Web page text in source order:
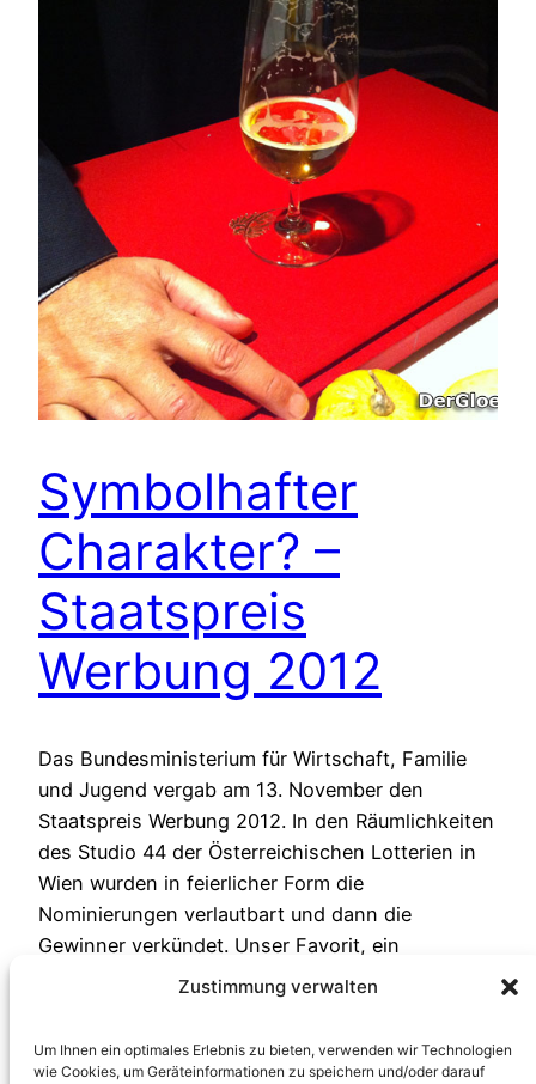
Zustimmung verwalten
Um Ihnen ein optimales Erlebnis zu bieten, verwenden wir Technologien
wie Cookies, um Geräteinformationen zu speichern und/oder darauf
Symbolhafter
Charakter? –
Staatspreis
Werbung 2012
Das Bundesministerium für Wirtschaft, Familie
und Jugend vergab am 13. November den
Staatspreis Werbung 2012. In den Räumlichkeiten
des Studio 44 der Österreichischen Lotterien in
Wien wurden in feierlicher Form die
Nominierungen verlautbart und dann die
Gewinner verkündet. Unser Favorit, ein
Werbespot der Firma PALMERS unterlag in der
Getränke.
21. November 2012